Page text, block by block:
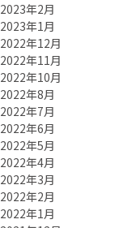
2023年2月
2023年1月
2022年12月
2022年11月
2022年10月
2022年8月
2022年7月
2022年6月
2022年5月
2022年4月
2022年3月
2022年2月
2022年1月